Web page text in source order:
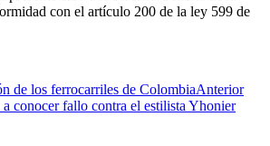
con el artículo 200 de la ley 599 de
de los ferrocarriles de ColombiaAnterior
conocer fallo contra el estilista Yhonier